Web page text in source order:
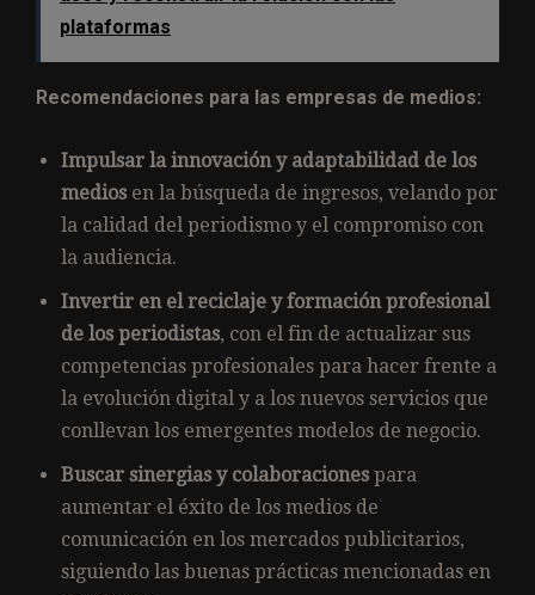
plataformas
Recomendaciones para las empresas de medios:
Impulsar la innovación y adaptabilidad de los
medios en la búsqueda de ingresos, velando por
la calidad del periodismo y el compromiso con
la audiencia.
Invertir en el reciclaje y formación profesional
de los periodistas, con el fin de actualizar sus
competencias profesionales para hacer frente a
la evolución digital y a los nuevos servicios que
conllevan los emergentes modelos de negocio.
Buscar sinergias y colaboraciones para
aumentar el éxito de los medios de
comunicación en los mercados publicitarios,
siguiendo las buenas prácticas mencionadas en